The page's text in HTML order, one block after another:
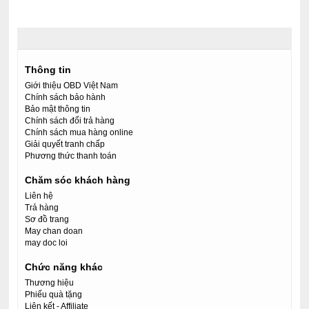
Thông tin
Giới thiệu OBD Việt Nam
Chính sách bảo hành
Bảo mật thông tin
Chính sách đổi trả hàng
Chính sách mua hàng online
Giải quyết tranh chấp
Phương thức thanh toán
Chăm sóc khách hàng
Liên hệ
Trả hàng
Sơ đồ trang
May chan doan
may doc loi
Chức năng khác
Thương hiệu
Phiếu quà tặng
Liên kết - Affiliate